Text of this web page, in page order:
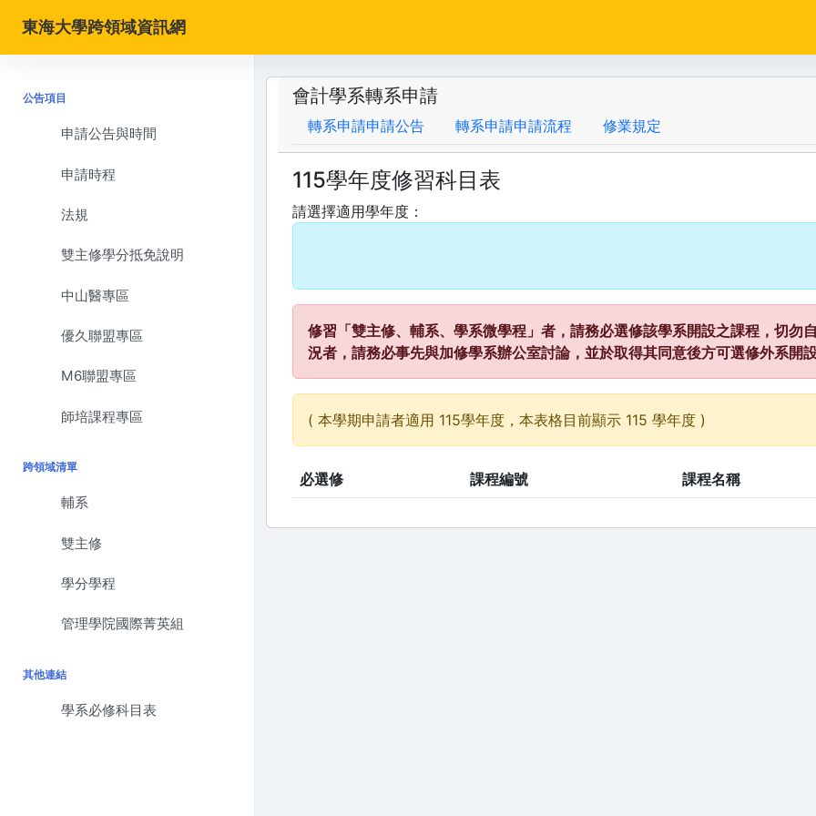
東海大學跨領域資訊網
公告項目
申請公告與時間
申請時程
法規
雙主修學分抵免說明
中山醫專區
優久聯盟專區
M6聯盟專區
師培課程專區
跨領域清單
輔系
雙主修
學分學程
管理學院國際菁英組
其他連結
學系必修科目表
會計學系轉系申請
轉系申請申請公告 轉系申請申請流程 修業規定
115學年度修習科目表
請選擇適用學年度：
修習「雙主修、輔系、學系微學程」者，請務必選修該學系開設之課程，切勿
況者，請務必事先與加修學系辦公室討論，並於取得其同意後方可選修外系開設
( 本學期申請者適用 115學年度，本表格目前顯示 115 學年度 )
必選修 課程編號 課程名稱